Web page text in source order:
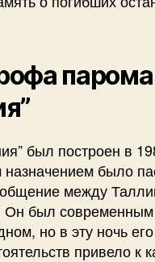
парома
был построен в
было
между
Он был
но в эту ночь
привело к